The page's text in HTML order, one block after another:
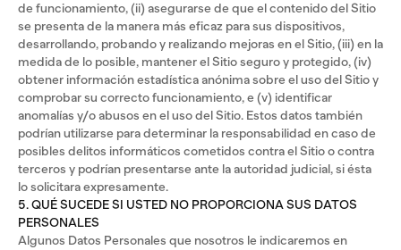
de funcionamiento, (ii) asegurarse de que el contenido del Sitio
se presenta de la manera más eficaz para sus dispositivos,
desarrollando, probando y realizando mejoras en el Sitio, (iii) en la
medida de lo posible, mantener el Sitio seguro y protegido, (iv)
obtener información estadística anónima sobre el uso del Sitio y
comprobar su correcto funcionamiento, e (v) identificar
anomalías y/o abusos en el uso del Sitio. Estos datos también
podrían utilizarse para determinar la responsabilidad en caso de
posibles delitos informáticos cometidos contra el Sitio o contra
terceros y podrían presentarse ante la autoridad judicial, si ésta
lo solicitara expresamente.
5. QUÉ SUCEDE SI USTED NO PROPORCIONA SUS DATOS
PERSONALES
Algunos Datos Personales que nosotros le indicaremos en